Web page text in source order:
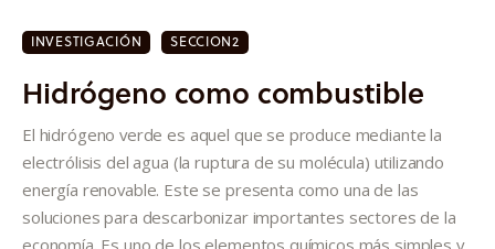
INVESTIGACIÓN SECCION2
Hidrógeno como combustible
El hidrógeno verde es aquel que se produce mediante la
electrólisis del agua (la ruptura de su molécula) utilizando
energía renovable. Este se presenta como una de las
soluciones para descarbonizar importantes sectores de la
economía. Es uno de los elementos químicos más simples y